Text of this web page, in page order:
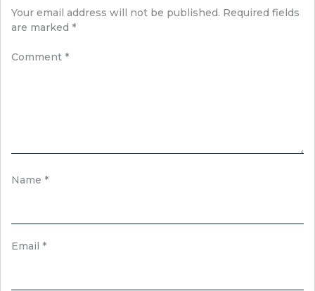
Your email address will not be published. Required fields
are marked *
Comment *
Name *
Email *